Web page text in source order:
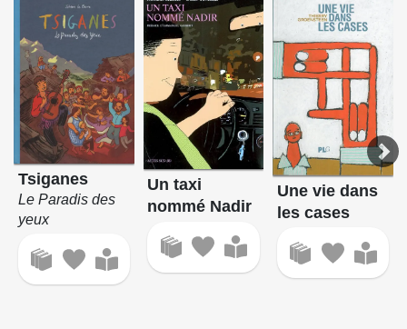
Tsiganes
Le Paradis des
yeux
Un taxi
nommé Nadir
Une vie dans
les cases